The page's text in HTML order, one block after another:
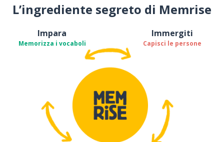
L’ingrediente segreto di Memrise
Impara
Memorizza i vocaboli
Immergiti
Capisci le persone